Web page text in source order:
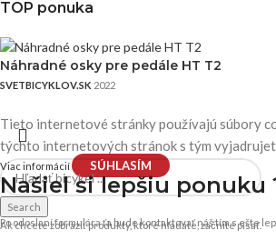
TOP ponuka
Náhradné osky pre pedále HT T2
SVETBICYKLOV.SK 2022
Search
Ak chcete zobraziť produkty, ktoré hľadáte, začnite písať.
Tieto internetové stránky používajú súbory
týchto internetových stránok s tým
Viac informácií SÚHLASÍM
Našiel silepšiu ponuku
Po odoslaní formulára ťa bude kontaktovať náš tím s ešte